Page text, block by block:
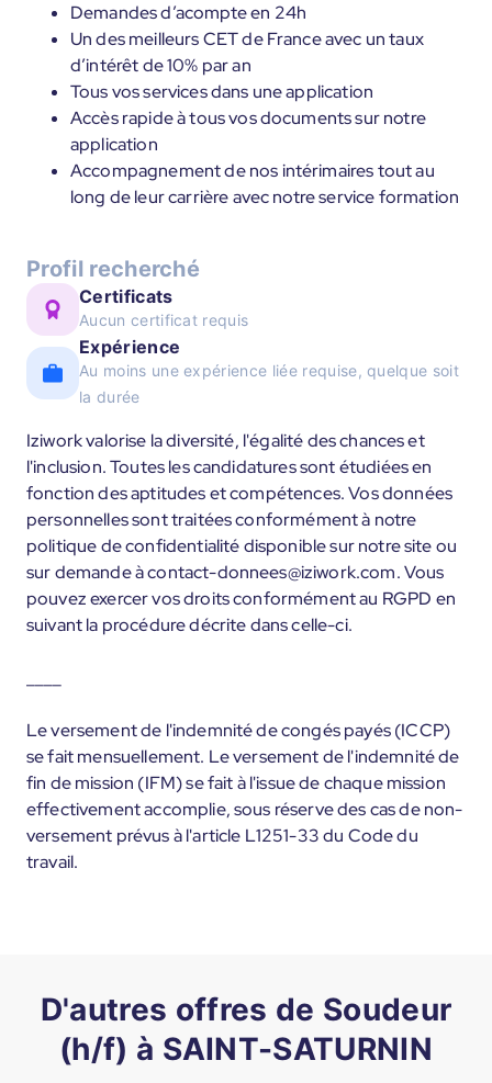
Demandes d’acompte en 24h
Un des meilleurs CET de France avec un taux
d’intérêt de 10% par an
Tous vos services dans une application
Accès rapide à tous vos documents sur notre
application
Accompagnement de nos intérimaires tout au
long de leur carrière avec notre service formation
Profil recherché
Certificats
Aucun certificat requis
Expérience
Au moins une expérience liée requise, quelque soit
la durée
Iziwork valorise la diversité, l'égalité des chances et
l'inclusion. Toutes les candidatures sont étudiées en
fonction des aptitudes et compétences. Vos données
personnelles sont traitées conformément à notre
politique de confidentialité disponible sur notre site ou
sur demande à contact-donnees@iziwork.com. Vous
pouvez exercer vos droits conformément au RGPD en
suivant la procédure décrite dans celle-ci.
Le versement de l'indemnité de congés payés (ICCP)
se fait mensuellement. Le versement de l'indemnité de
fin de mission (IFM) se fait à l'issue de chaque mission
effectivement accomplie, sous réserve des cas de non-
versement prévus à l'article L1251-33 du Code du
travail.
D'autres offres de Soudeur
(h/f) à SAINT-SATURNIN